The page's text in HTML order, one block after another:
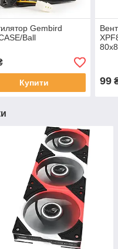
Gembird
Ball
Купити 99